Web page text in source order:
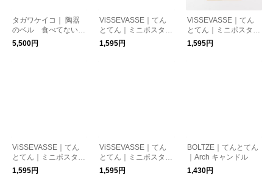
タガワケイコ｜ 陶器
のベル 食べてないと
言い張るリス
5,500円
ViSSEVASSE｜てん
とてん｜ミニポスター
実現させよう（青） 1
5×21cm
1,595円
ViSSEVASSE｜てん
とてん｜ミニポスター
音楽に耳を澄ませて 1
5×21cm
1,595円
ViSSEVASSE｜てん
とてん｜ミニポスター
音楽に耳を澄ませて 1
5×21cm
1,595円
ViSSEVASSE｜てん
とてん｜ミニポスター
SKOVSHOVED PETR
OL STATION 15×21c
1,595円
BOLTZE｜てんとてん
｜Arch キャンドル
1,430円